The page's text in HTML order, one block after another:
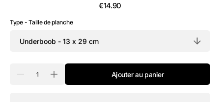
Prix
€14.90
Type - Taille de planche
Réduire
Augmenter
Ajouter au panier